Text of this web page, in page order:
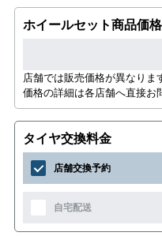
ホイールセット商品価格
店舗では販売価格が異なりま
価格の詳細は各店舗へ直接お
タイヤ交換料金
店舗交換予約
自宅配送